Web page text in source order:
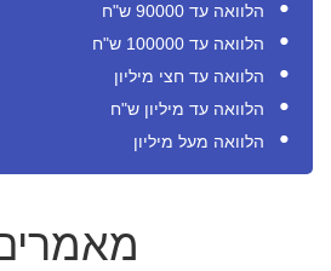
הלוואה עד 90000 ש"ח
הלוואה עד 100000 ש"ח
הלוואה עד חצי מיליון
הלוואה עד מיליון ש"ח
הלוואה מעל מיליון